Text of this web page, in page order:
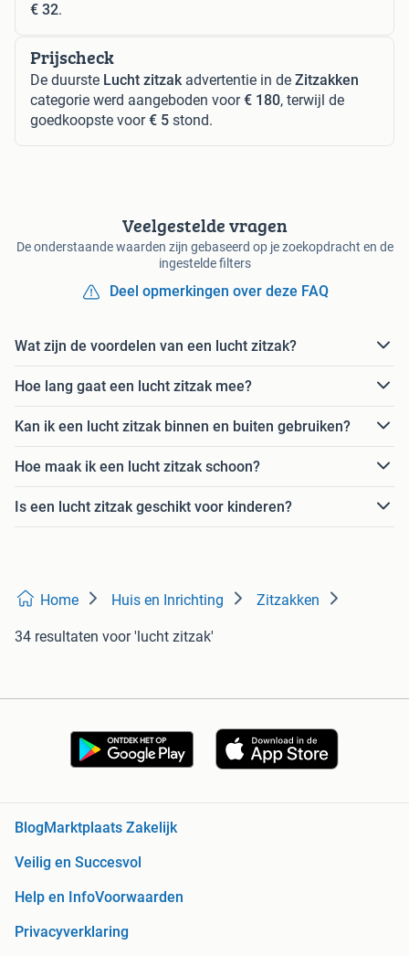
€ 32.
Prijscheck
De duurste Lucht zitzakadvertentie in de Zitzakken
categorie werd aangeboden voor€ 180, terwijl de
goedkoopste voor€ 5 stond.
Veelgestelde vragen
De onderstaande waarden zijn gebaseerd op je zoekopdracht en de
ingestelde filters
Deel opmerkingen over deze FAQ
Wat zijn de voordelen van een lucht zitzak?
Hoe lang gaat een lucht zitzak mee?
Kan ik een lucht zitzak binnen en buiten gebruiken?
Hoe maak ik een lucht zitzak schoon?
Is een lucht zitzak geschikt voor kinderen?
Home Huis en Inrichting Zitzakken
34 resultaten voor 'lucht zitzak'
Blog Marktplaats Zakelijk
Veilig en Succesvol
Help en InfoVoorwaarden
Privacyverklaring